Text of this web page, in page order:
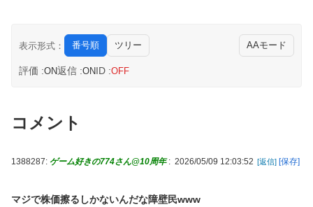
表示形式： 番号順 ツリー AAモード
評価 :ON返信 :ONID :OFF
コメント
1388287: ゲーム好きの774さん@10周年 : 2026/05/09 12:03:52 [返信] [保存]
マジで株価擦るしかないんだな障壁民www